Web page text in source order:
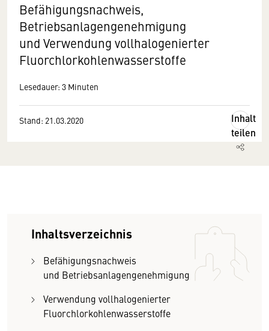
Befähigungsnachweis,
Betriebsanlagengenehmigung
und Verwendung vollhalogenierter
Fluorchlorkohlenwasserstoffe
Lesedauer: 3 Minuten
Stand: 21.03.2020
Inhalt
teilen
Inhaltsverzeichnis
Befähigungsnachweis
und Betriebsanlagengenehmigung
Verwendung vollhalogenierter
Fluorchlorkohlenwasserstoffe